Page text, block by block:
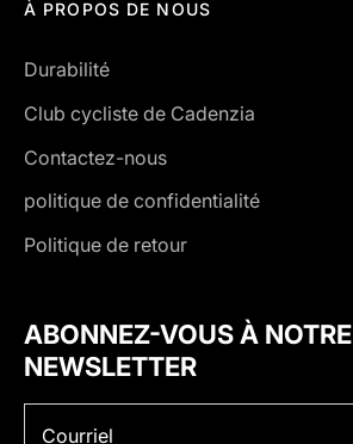
À PROPOS DE NOUS
Durabilité
Club cycliste de Cadenzia
Contactez-nous
politique de confidentialité
Politique de retour
ABONNEZ-VOUS À NOTRE
NEWSLETTER